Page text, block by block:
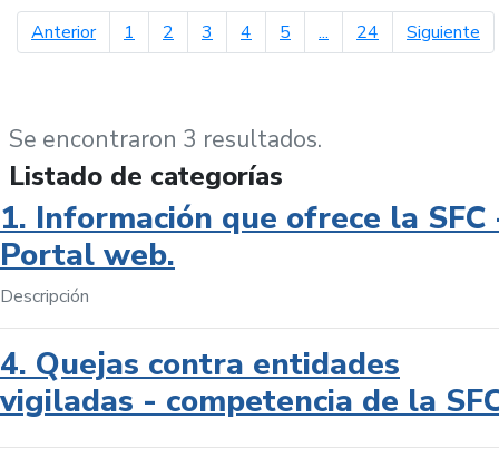
Anteriorpágina anterior
1 2 3 4 5 ... 24 Siguiente
Se encontraron 3 resultados.
Listado de categorías
1. Información que ofrece la SFC
Portal web.
Descripción
4. Quejas contra entidades
vigiladas - competencia de la